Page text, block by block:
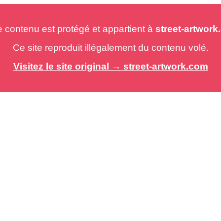
est protégé et appartient à street-
Ce site reproduit illégalement du contenu volé.
Visitez le site original → street-artwork.com